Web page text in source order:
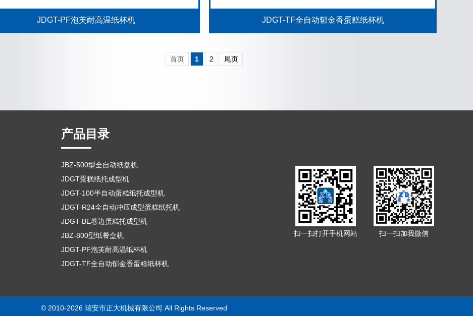
JDGT-PF泡芙耐高温纸杯机 JDGT-TF全自动郁金香蛋糕纸杯机
首页 1 2 尾页
产品目录
JBZ-500型全自动纸盘机
JDGT蛋糕纸托成型机
JDGT-100半自动蛋糕纸托成型机
JDGT-R24全自动冲压成型蛋糕纸托机
JDGT-BE卷边蛋糕托成型机
JBZ-800型纸餐盒机
JDGT-PF泡芙耐高温纸杯机
JDGT-TF全自动郁金香蛋糕纸杯机
扫一扫打开手机网站 扫一扫加我微信
© 2010-2026 瑞安市正大机械有限公司 All Rights Reserved